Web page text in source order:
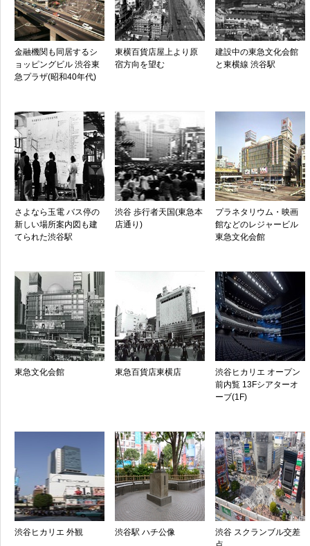
金融機関も同居するシ
ョッピングビル 渋谷東
急プラザ(昭和40年代)
東横百貨店屋上より原
宿方向を望む
建設中の東急文化会館
と東横線 渋谷駅
さよなら玉電 バス停の
新しい場所案内図も建
てられた渋谷駅
渋谷 歩行者天国(東急本
店通り)
プラネタリウム・映画
館などのレジャービル
東急文化会館
東急文化会館 東急百貨店東横店
渋谷ヒカリエ オープン
前内覧 13Fシアターオ
ーブ(1F)
渋谷ヒカリエ 外観 渋谷駅 ハチ公像
渋谷 スクランブル交差